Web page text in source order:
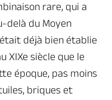
Toute la billetterie
en
rare, qui a
delà du Moyen
déjà bien établie
XIXe siècle que le
époque, pas moins
briques et